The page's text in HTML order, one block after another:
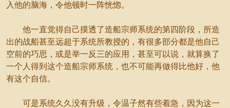
入他的脑海，令他顿时一阵恍惚。
他一直觉得自己摸透了造船宗师系统的第四阶段，所造
出的战船甚至远超于系统所教授的，有很多部分都是他自己
空前的巧思，或是举一反三的应用，甚至可以说，就算换了
一个人得到这个造船宗师系统，也不可能再做得比他好，他
有这个自信。
可是系统久久没有升级，令温子然有些着急，因为这一